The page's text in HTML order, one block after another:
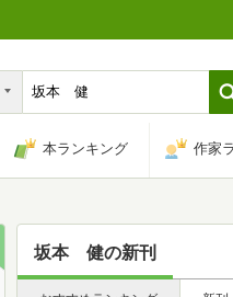
本ランキング 作家
坂本 健の新刊